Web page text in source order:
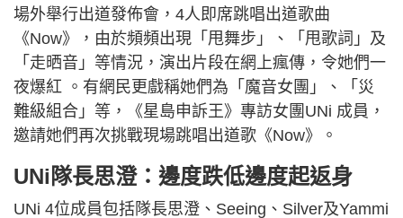
場外舉行出道發佈會，4人即席跳唱出道歌曲
《Now》，由於頻頻出現「甩舞步」、「甩歌詞」及
「走晒音」等情況，演出片段在網上瘋傳，令她們一
夜爆紅 。有網民更戲稱她們為「魔音女團」、「災
難級組合」等，《星島申訴王》專訪女團UNi 成員，
邀請她們再次挑戰現場跳唱出道歌《Now》。
UNi隊長思澄：邊度跌低邊度起返身
UNi 4位成員包括隊長思澄、Seeing、Silver及Yammi